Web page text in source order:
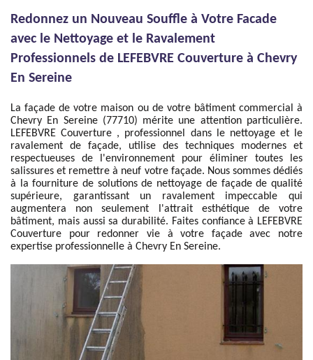
Redonnez un Nouveau Souffle à Votre Facade
avec le Nettoyage et le Ravalement
Professionnels de LEFEBVRE Couverture à Chevry
En Sereine
La façade de votre maison ou de votre bâtiment commercial à
Chevry En Sereine (77710) mérite une attention particulière.
LEFEBVRE Couverture , professionnel dans le nettoyage et le
ravalement de façade, utilise des techniques modernes et
respectueuses de l'environnement pour éliminer toutes les
salissures et remettre à neuf votre façade. Nous sommes dédiés
à la fourniture de solutions de nettoyage de façade de qualité
supérieure, garantissant un ravalement impeccable qui
augmentera non seulement l'attrait esthétique de votre
bâtiment, mais aussi sa durabilité. Faites confiance à LEFEBVRE
Couverture pour redonner vie à votre façade avec notre
expertise professionnelle à Chevry En Sereine.